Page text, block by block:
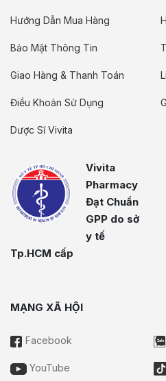
Hướng Dẫn Mua Hàng
Bảo Mật Thông Tin
Giao Hàng & Thanh Toán
Điều Khoản Sử Dụng
Dược Sĩ Vivita
Vivita
Pharmacy
Đạt Chuẩn
GPP do sở
y tế
Tp.HCM cấp
MẠNG XÃ HỘI
Facebook
YouTube